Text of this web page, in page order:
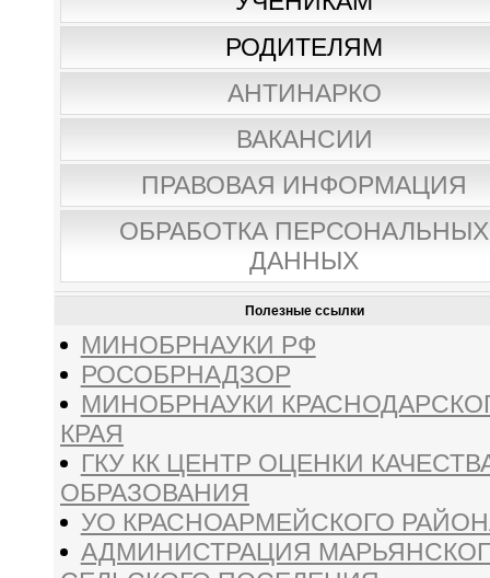
РОДИТЕЛЯМ
АНТИНАРКО
ВАКАНСИИ
ПРАВОВАЯ ИНФОРМАЦИЯ
ОБРАБОТКА ПЕРСОНАЛЬНЫХ
ДАННЫХ
Полезные ссылки
МИНОБРНАУКИ РФ
РОСОБРНАДЗОР
МИНОБРНАУКИ
КРАЯ
ГКУ КК ЦЕНТР ОЦЕНКИ
ОБРАЗОВАНИЯ
УО КРАСНОАРМЕЙСКОГО
АДМИНИСТРАЦИЯ